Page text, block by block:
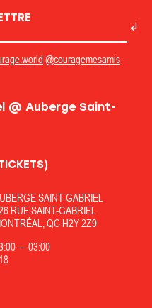
@couragemesamis
SAINT-GABRIEL
RUE SAINT-GABRIEL
QC H2Y 2Z9
—03:00